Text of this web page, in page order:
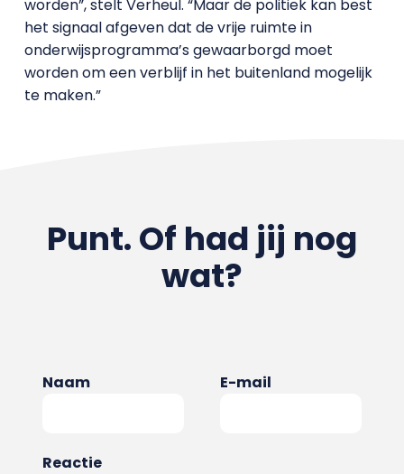
worden”, stelt Verheul. “Maar de politiek kan best
het signaal afgeven dat de vrije ruimte in
onderwijsprogramma’s gewaarborgd moet
worden om een verblijf in het buitenland mogelijk
te maken.”
Punt. Of had jij nog
wat?
Naam E-mail
Reactie